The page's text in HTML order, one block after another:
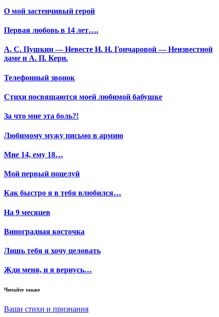
О мой застенчивый герой
Первая любовь в 14 лет….
А. С. Пушкин — Невесте Н. Н. Гончаровой — Неизвестной
даме и А. П. Керн.
Телефонный звонок
Стихи посвящаются моей любимой бабушке
За что мне эта боль?!
Любимому мужу письмо в армию
Мне 14, ему 18…
Мой первый поцелуй
Как быстро я в тебя влюбился…
На 9 месяцев
Виноградная косточка
Лишь тебя я хочу целовать
Жди меня, и я вернусь…
Читайте также
Ваши стихи и признания